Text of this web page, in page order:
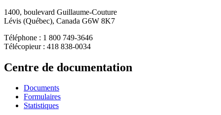
1400, boulevard Guillaume-Couture
Lévis (Québec), Canada G6W 8K7
Téléphone : 1 800 749-3646
Télécopieur : 418 838-0034
Centre de documentation
Documents
Formulaires
Statistiques